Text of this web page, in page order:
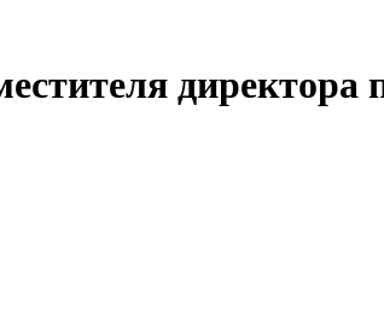
директора